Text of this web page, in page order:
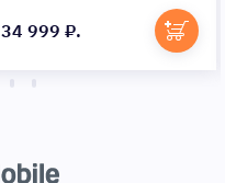
34 999 ₽.